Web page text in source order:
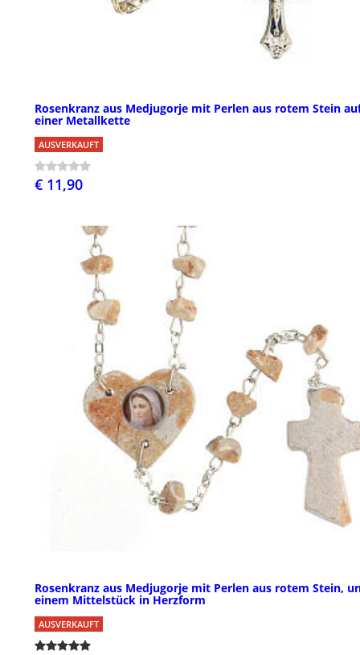
Rosenkranz aus Medjugorje mit Perlen aus rotem Stein
einer Metallkette
AUSVERKAUFT
€ 11,90
Rosenkranz aus Medjugorje mit Perlen aus rotem Stein,
einem Mittelstück in Herzform
AUSVERKAUFT